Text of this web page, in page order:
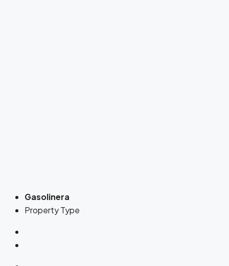
Gasolinera
Property Type